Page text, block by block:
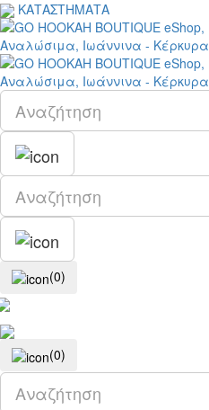
ΚΑΤΑΣΤΗΜΑΤΑ
(0)
(0)